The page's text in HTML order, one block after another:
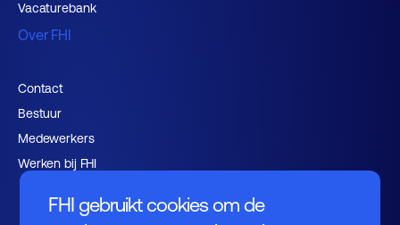
FHI gebruikt cookies om de
Vacaturebank
Over FHI
Contact
Bestuur
Medewerkers
Werken bij FHI